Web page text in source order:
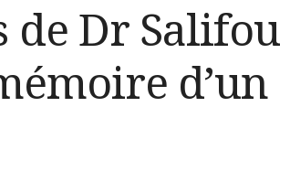
de Dr Salifou
d’un